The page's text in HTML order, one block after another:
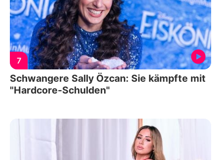
7
Schwangere Sally Özcan: Sie kämpfte mit
"Hardcore-Schulden"